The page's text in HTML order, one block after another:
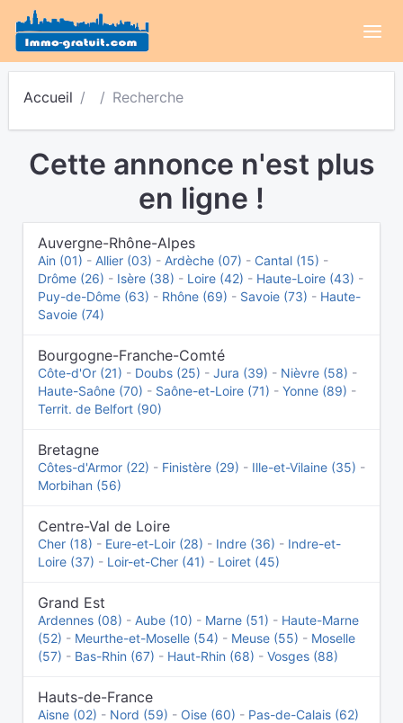
Accueil Recherche
Cette annonce n'est plus
en ligne !
Auvergne-Rhône-Alpes
Ain (01) - Allier (03) - Ardèche (07) - Cantal (15) -
Drôme (26) - Isère (38) - Loire (42) - Haute-Loire (43) -
Puy-de-Dôme (63) - Rhône (69) - Savoie (73) - Haute-
Savoie (74)
Bourgogne-Franche-Comté
Côte-d'Or (21) - Doubs (25) - Jura (39) - Nièvre (58) -
Haute-Saône (70) - Saône-et-Loire (71) - Yonne (89) -
Territ. de Belfort (90)
Bretagne
Côtes-d'Armor (22) - Finistère (29) - Ille-et-Vilaine (35) -
Morbihan (56)
Centre-Val de Loire
Cher (18) - Eure-et-Loir (28) - Indre (36) - Indre-et-
Loire (37) - Loir-et-Cher (41) - Loiret (45)
Grand Est
Ardennes (08) - Aube (10) - Marne (51) - Haute-Marne
(52) - Meurthe-et-Moselle (54) - Meuse (55) - Moselle
(57) - Bas-Rhin (67) - Haut-Rhin (68) - Vosges (88)
Hauts-de-France
Aisne (02) - Nord (59) - Oise (60) - Pas-de-Calais (62)